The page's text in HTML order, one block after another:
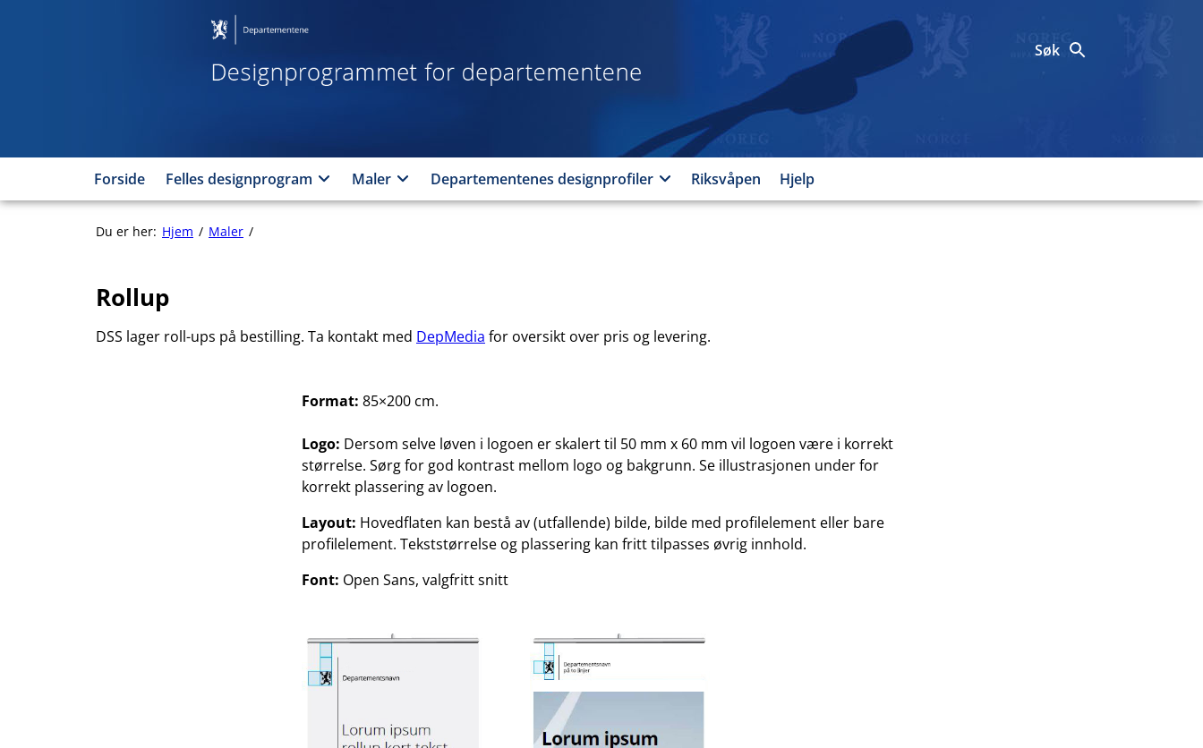
Designprogrammet
for
Søk
Forside Felles designprogram Maler Departementenes designprofiler Riksvåpen Hjelp
Du er her: Hjem Maler
Rollup
Rollup
DSS lager roll-ups på bestilling. Ta kontakt med DepMedia for oversikt over pris og levering.
Format: 85×200 cm.
Logo: Dersom selve løven i logoen er skalert til 50 mm x 60 mm vil logoen være i korrekt
størrelse. Sørg for god kontrast mellom logo og bakgrunn. Se illustrasjonen under for
korrekt plassering av logoen.
Layout: Hovedflaten kan bestå av (utfallende) bilde, bilde med profilelement eller bare
profilelement. Tekststørrelse og plassering kan fritt tilpasses øvrig innhold.
Font: Open Sans, valgfritt snitt